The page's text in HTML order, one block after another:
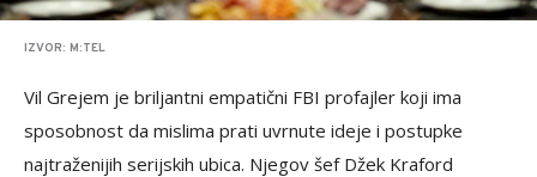
IZVOR: M:TEL
Vil Grejem je briljantni empatični FBI profajler koji ima
sposobnost da mislima prati uvrnute ideje i postupke
najtraženijih serijskih ubica. Njegov šef Džek Kraford